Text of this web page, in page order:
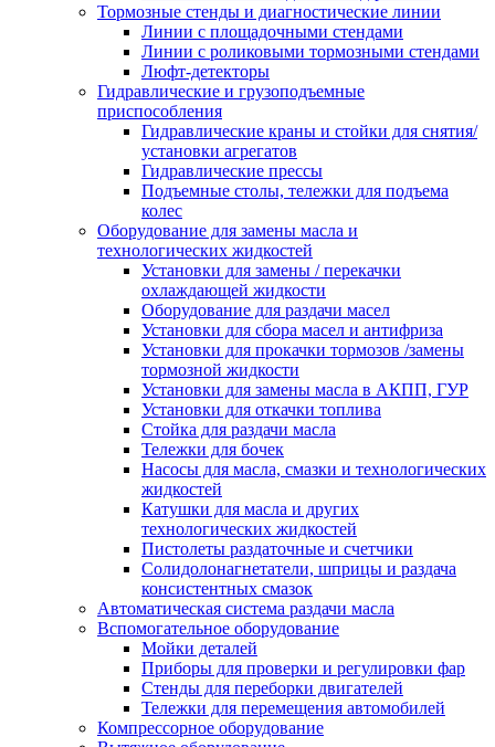
Тормозные стенды и диагностические линии
Линии с площадочными стендами
Линии с роликовыми тормозными стендами
Люфт-детекторы
Гидравлические и грузоподъемные
приспособления
Гидравлические краны и стойки для снятия/
установки агрегатов
Гидравлические прессы
Подъемные столы, тележки для подъема
колес
Оборудование для замены масла и
технологических жидкостей
Установки для замены / перекачки
охлаждающей жидкости
Оборудование для раздачи масел
Установки для сбора масел и антифриза
Установки для прокачки тормозов /замены
тормозной жидкости
Установки для замены масла в АКПП, ГУР
Установки для откачки топлива
Стойка для раздачи масла
Тележки для бочек
Насосы для масла, смазки и технологических
жидкостей
Катушки для масла и других
технологических жидкостей
Пистолеты раздаточные и счетчики
Солидолонагнетатели, шприцы и раздача
консистентных смазок
Автоматическая система раздачи масла
Вспомогательное оборудование
Мойки деталей
Приборы для проверки и регулировки фар
Стенды для переборки двигателей
Тележки для перемещения автомобилей
Компрессорное оборудование